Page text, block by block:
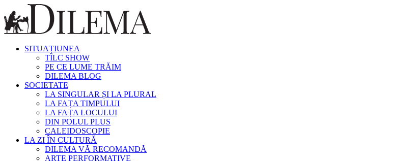
SITUAȚIUNEA
TÎLC SHOW
PE CE LUME TRĂIM
DILEMA BLOG
SOCIETATE
LA SINGULAR ȘI LA PLURAL
LA FAȚA TIMPULUI
LA FAȚA LOCULUI
DIN POLUL PLUS
CALEIDOSCOPIE
LA ZI ÎN CULTURĂ
DILEMA VĂ RECOMANDĂ
ARTE PERFORMATIVE